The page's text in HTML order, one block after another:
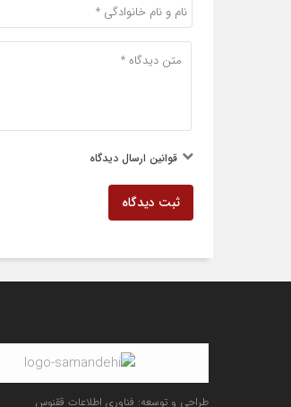
قوانین ارسال دیدگاه
ثبت دیدگاه
طراحی و توسعه: فناوری اطلاعات ققنوس